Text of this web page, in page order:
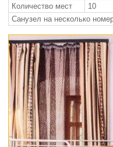
Количество мест
10
Санузел на несколько